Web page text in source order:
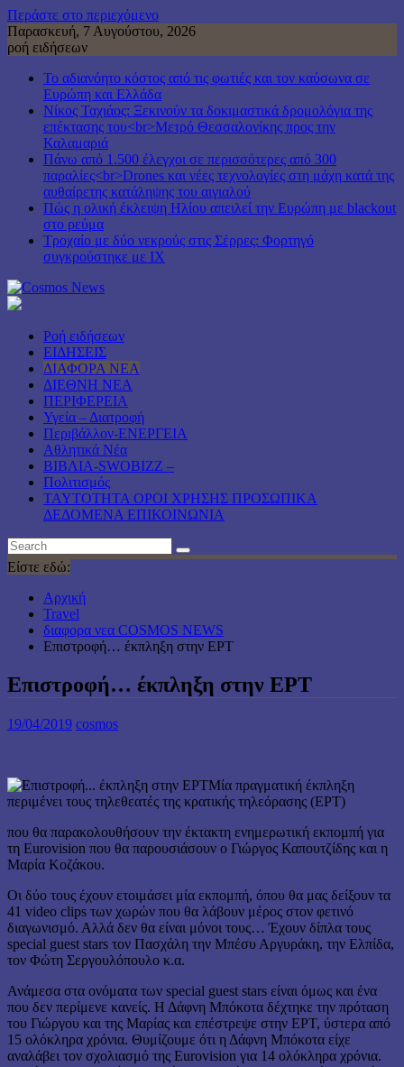
Περάστε στο περιεχόμενο
Παρασκευή, 7 Αυγούστου, 2026
ροή ειδήσεων
Το αδιανόητο κόστος από τις φωτιές και τον καύσωνα σε
Ευρώπη και Ελλάδα
Νίκος Ταχιάος: Ξεκινούν τα δοκιμαστικά δρομολόγια της
επέκτασης του<br>Μετρό Θεσσαλονίκης προς την
Καλαμαριά
Πάνω από 1.500 έλεγχοι σε περισσότερες από 300
παραλίες<br>Drones και νέες τεχνολογίες στη μάχη κατά της
αυθαίρετης κατάληψης του αιγιαλού
Πώς η ολική έκλειψη Ηλίου απειλεί την Ευρώπη με blackout
στο ρεύμα
Τροχαίο με δύο νεκρούς στις Σέρρες: Φορτηγό
συγκρούστηκε με ΙΧ
Ροή ειδήσεων
ΕΙΔΗΣΕΙΣ
ΔΙΑΦΟΡΑ ΝΕΑ
ΔΙΕΘΝΗ ΝΕΑ
ΠΕΡΙΦΕΡΕΙΑ
Υγεία – Διατροφή
Περιβάλλον-ΕΝΕΡΓΕΙΑ
Αθλητικά Νέα
ΒΙΒΛΙΑ-SWOBIZZ –
Πολιτισμός
TAYTOTHTA ΟΡΟΙ ΧΡΗΣΗΣ ΠΡΟΣΩΠΙΚΑ
ΔΕΔΟΜΕΝΑ ΕΠΙΚΟΙΝΩΝΙΑ
Είστε εδώ:
Αρχική
Travel
διαφορα νεα COSMOS NEWS
Επιστροφή… έκπληξη στην ΕΡΤ
Επιστροφή… έκπληξη στην ΕΡΤ
19/04/2019 cosmos
Μία πραγματική έκπληξη
περιμένει τους τηλεθεατές της κρατικής τηλεόρασης (ΕΡΤ)
που θα παρακολουθήσουν την έκτακτη ενημερωτική εκπομπή για
τη Eurovision που θα παρουσιάσουν ο Γιώργος Καπουτζίδης και η
Μαρία Κοζάκου.
Οι δύο τους έχουν ετοιμάσει μία εκπομπή, όπου θα μας δείξουν τα
41 video clips των χωρών που θα λάβουν μέρος στον φετινό
διαγωνισμό. Αλλά δεν θα είναι μόνοι τους… Έχουν δίπλα τους
special guest stars τον Πασχάλη την Μπέσυ Αργυράκη, την Ελπίδα,
τον Φώτη Σεργουλόπουλο κ.α.
Ανάμεσα στα ονόματα των special guest stars είναι όμως και ένα
που δεν περίμενε κανείς. Η Δάφνη Μπόκοτα δέχτηκε την πρόταση
του Γιώργου και της Μαρίας και επέστρεψε στην ΕΡΤ, ύστερα από
15 ολόκληρα χρόνια. Θυμίζουμε ότι η Δάφνη Μπόκοτα είχε
αναλάβει τον σχολιασμό της Eurovision για 14 ολόκληρα χρόνια.